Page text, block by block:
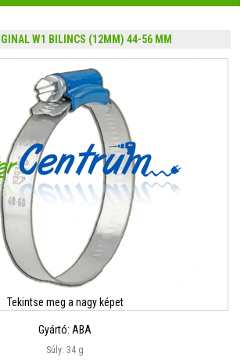
W1 BILINCS (12MM) 44-56 MM
Tekintse meg a nagy képet
Gyártó: ABA
Súly: 34 g